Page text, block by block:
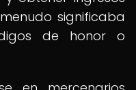
significaba
de honor o